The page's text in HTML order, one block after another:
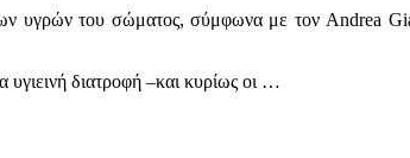
υγρών του σώματος, σύμφωνα με τον Andrea
υγιεινή διατροφή –και κυρίως οι …